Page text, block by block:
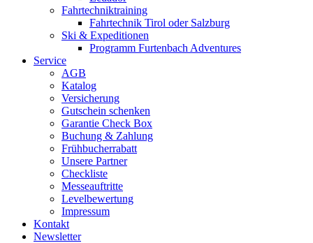
Fahrtechniktraining
Fahrtechnik Tirol oder Salzburg
Ski & Expeditionen
Programm Furtenbach Adventures
Service
AGB
Katalog
Versicherung
Gutschein schenken
Garantie Check Box
Buchung & Zahlung
Frühbucherrabatt
Unsere Partner
Checkliste
Messeauftritte
Levelbewertung
Impressum
Kontakt
Newsletter